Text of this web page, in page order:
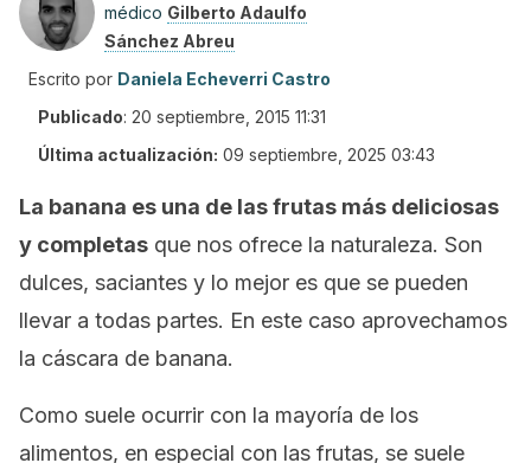
médico Gilberto Adaulfo
Sánchez Abreu
Escrito por Daniela Echeverri Castro
Publicado: 20 septiembre, 2015 11:31
Última actualización: 09 septiembre, 2025 03:43
La banana es una de las frutas más deliciosas
y completas que nos ofrece la naturaleza. Son
dulces, saciantes y lo mejor es que se pueden
llevar a todas partes. En este caso aprovechamos
la cáscara de banana.
Como suele ocurrir con la mayoría de los
alimentos, en especial con las frutas, se suele